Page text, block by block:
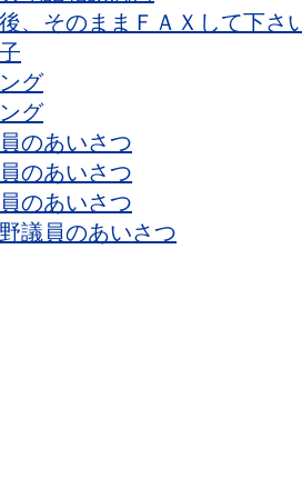
、そのままＦＡＸして下さ
グ
グ
のあいさつ
のあいさつ
のあいさつ
議員のあいさつ